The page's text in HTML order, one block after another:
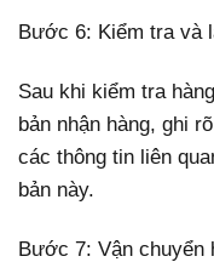
Bước 6: Kiểm tra và
Sau khi kiểm tra
bản nhận hàng, ghi
các thông tin liên
bản này.
Bước 7: Vận chuyển